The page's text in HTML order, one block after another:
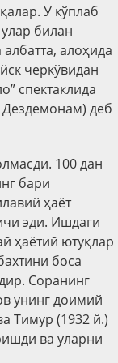
У кўплаб
билан
алоҳида
черкўвидан
спектаклида
Дездемонам) деб
100 дан
бари
ҳаёт
эди. Ишдаги
ҳаётий ютуқлар
боса
Соранинг
унинг доимий
Тимур (1932 й.)
ва уларни